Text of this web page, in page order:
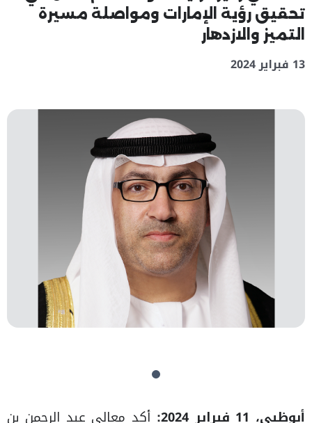
تحقيق رؤية الإمارات ومواصلة مسيرة
التميز والازدهار
13 فبراير 2024
أبوظبي، 11 فبراير 2024:
أكد معالي عبد الرحمن بن